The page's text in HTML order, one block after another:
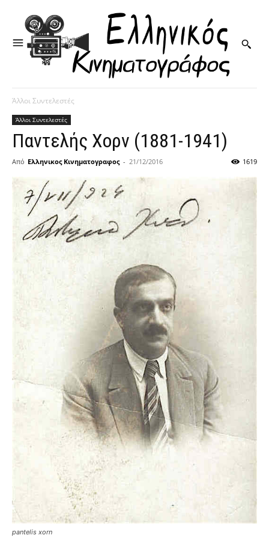
Άλλοι Συντελεστές
Άλλοι Συντελεστές
Παντελής Χορν (1881-1941)
Από Ελληνικος Κινηματογραφος - 21/12/2016 1619
pantelis xorn